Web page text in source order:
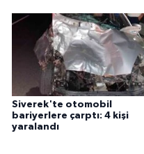
Siverek'te otomobil
bariyerlere çarptı: 4 kişi
yaralandı